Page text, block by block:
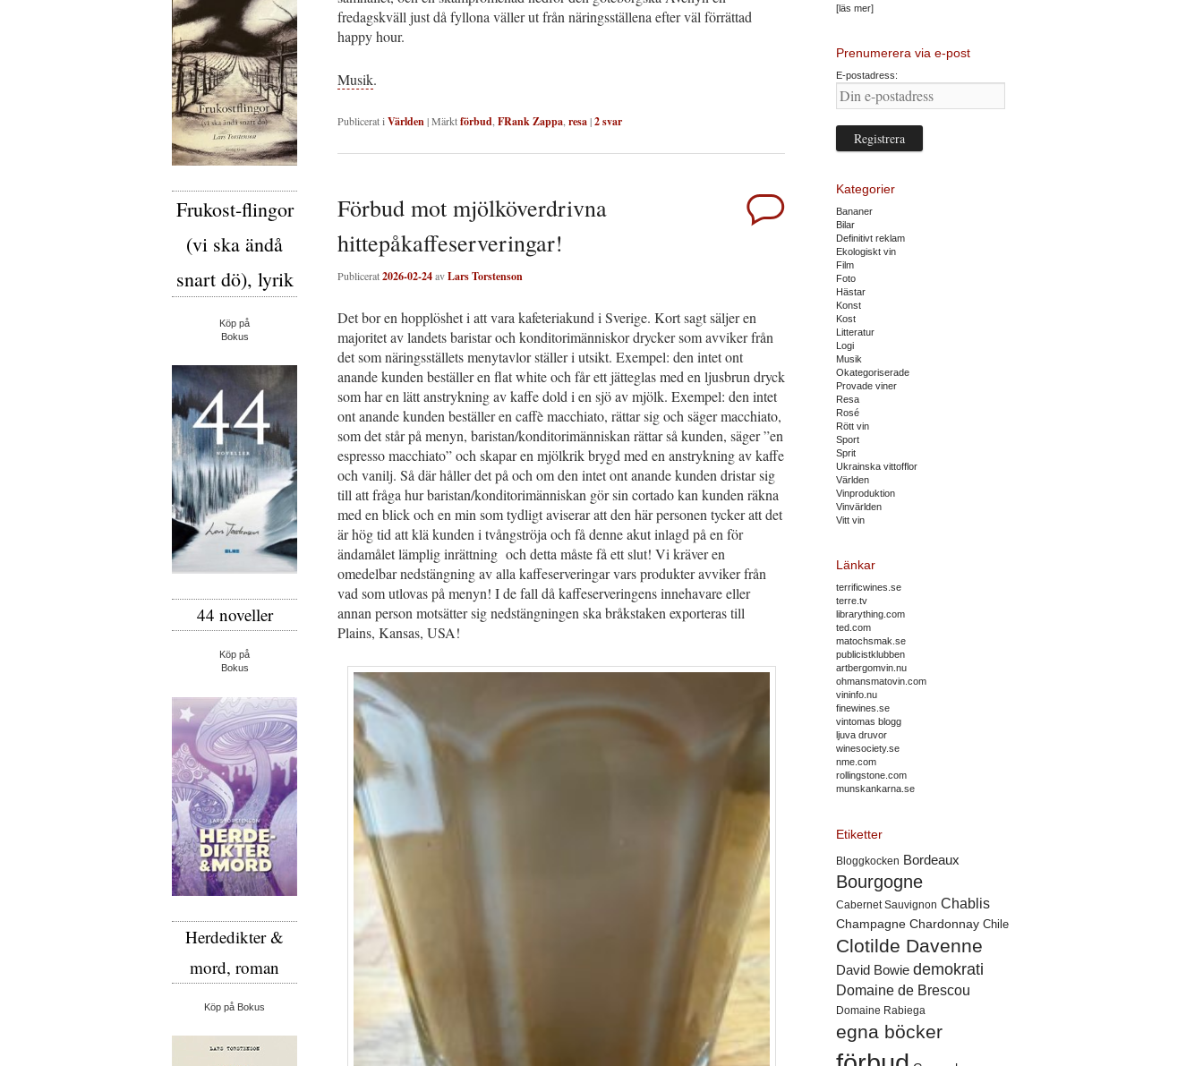
fredagskväll just då fyllona väller ut från näringsställena efter väl förrättad
happy hour.
Musik.
Publicerat i Världen|Märktförbud FRank Zappa resa|2svar
Förbud mot mjölköverdrivna
hittepåkaffeserveringar!
Publicerat2026-02-24avLars Torstenson
Det bor en hopplöshet i att vara kafeteriakund i Sverige. Kort sagt säljer en
majoritet av landets baristar och konditorimänniskor drycker som avviker från
det som näringsställets menytavlor ställer i utsikt. Exempel: den intet ont
anande kunden beställer en flat white och får ett jätteglas med en ljusbrun dryck
som har en lätt anstrykning av kaffe dold i en sjö av mjölk. Exempel: den intet
ont anande kunden beställer en caffè macchiato, rättar sig och säger macchiato,
som det står på menyn, baristan/konditorimänniskan rättar så kunden, säger ”en
espresso macchiato” och skapar en mjölkrik brygd med en anstrykning av kaffe
och vanilj. Så där håller det på och om den intet ont anande kunden dristar sig
till att fråga hur baristan/konditorimänniskan gör sin cortado kan kunden räkna
med en blick och en min som tydligt aviserar att den här personen tycker att det
är hög tid att klä kunden i tvångströja och få denne akut inlagd på en för
ändamålet lämplig inrättning och detta måste få ett slut! Vi kräver en
omedelbar nedstängning av alla kaffeserveringar vars produkter avviker från
vad som utlovas på menyn! I de fall då kaffeserveringens innehavare eller
annan person motsätter sig nedstängningen ska bråkstaken exporteras till
Plains, Kansas, USA!
[läs mer]
Prenumerera via e-post
E-postadress:
Kategorier
Bananer
Bilar
Definitivt reklam
Ekologiskt vin
Film
Foto
Hästar
Konst
Kost
Litteratur
Logi
Musik
Okategoriserade
Provade viner
Resa
Rosé
Rött vin
Sport
Sprit
Ukrainska vittofflor
Världen
Vinproduktion
Vinvärlden
Vitt vin
Länkar
terrificwines.se
terre.tv
librarything.com
ted.com
matochsmak.se
publicistklubben
artbergomvin.nu
ohmansmatovin.com
vininfo.nu
finewines.se
vintomas blogg
ljuva druvor
winesociety.se
nme.com
rollingstone.com
munskankarna.se
Etiketter
Bloggkocken Bordeaux
Bourgogne
Cabernet Sauvignon Chablis
Champagne Chardonnay Chile
Clotilde Davenne
David Bowie demokrati
Domaine de Brescou
Domaine Rabiega
egna böcker
Frukost-flingor
(vi ska ändå
snart dö), lyrik
Köp på
Bokus
44 noveller
Köp på
Bokus
Herdedikter &
mord, roman
Köp på Bokus